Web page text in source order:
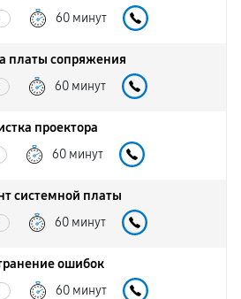
60 минут
платы сопряжения
60 минут
проектора
60 минут
системной платы
60 минут
ошибок
60 минут